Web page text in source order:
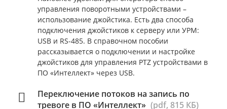
управления поворотными устройствами –
использование джойстика. Есть два способа
подключения джойстиков к серверу или УРМ:
USB и RS-485. В справочном пособии
рассказывается о подключении и настройке
джойстиков для управления PTZ устройствами в
ПО «Интеллект» через USB.
Переключение потоков на запись по
тревоге в ПО «Интеллект» (pdf, 815 КБ)